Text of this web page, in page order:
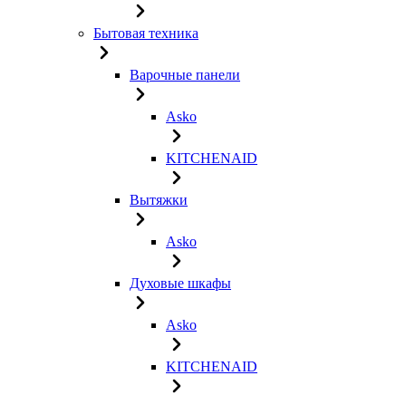
Бытовая техника
Варочные панели
Asko
KITCHENAID
Вытяжки
Asko
Духовые шкафы
Asko
KITCHENAID